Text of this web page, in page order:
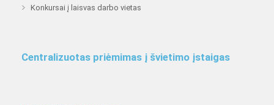
Konkursai į laisvas darbo vietas
Centralizuotas priėmimas į švietimo įstaigas